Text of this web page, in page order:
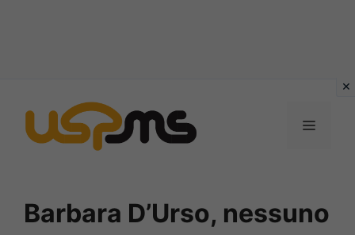
contenuto
MENU
Barbara D’Urso, nessuno